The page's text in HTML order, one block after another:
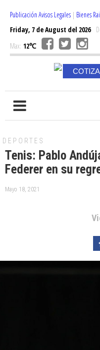
Publicación Avisos Legales | Bienes
Friday, 7 de August del 2026
Max: 12℃
DEPORTES
Tenis: Pablo
Federer en su
Mayo 18, 2021